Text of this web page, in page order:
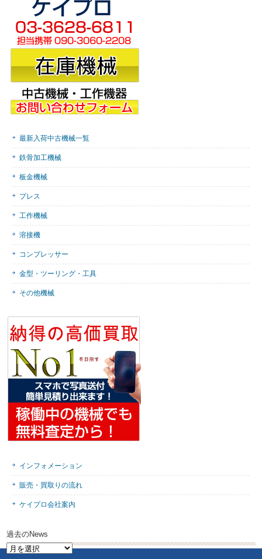
最新入荷中古機械一覧
鉄骨加工機械
板金機械
プレス
工作機械
溶接機
コンプレッサー
金型・ツーリング・工具
その他機械
インフォメーション
販売・買取りの流れ
ケイプロ会社案内
過去のNews
過